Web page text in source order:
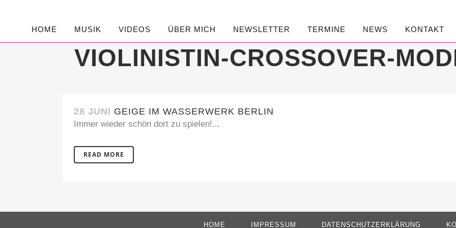
HOME MUSIK VIDEOS ÜBER MICH NEWSLETTER TERMINE NEWS KONTAKT
VIOLINISTIN-CROSSOVER-
28 JUNI GEIGE IM WASSERWERK BERLIN
Immer wieder schön dort zu spielen!...
READ MORE
HOME IMPRESSUM DATENSCHUTZERKLÄRUNG